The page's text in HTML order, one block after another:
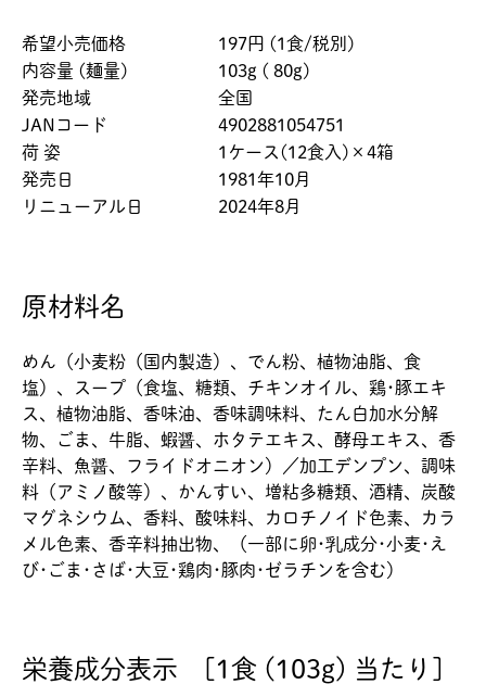
希望小売価格
197円 (1食/税別)
内容量 (麺量)
103g ( 80g)
発売地域
全国
JANコード
4902881054751
荷 姿
1ケース(12食入)×4箱
発売日
1981年10月
リニューアル日
2024年8月
原材料名
めん（小麦粉（国内製造）、でん粉、植物油脂、食
塩）、スープ（食塩、糖類、チキンオイル、鶏･豚エキ
ス、植物油脂、香味油、香味調味料、たん白加水分解
物、ごま、牛脂、蝦醤、ホタテエキス、酵母エキス、香
辛料、魚醤、フライドオニオン）／加工デンプン、調味
料（アミノ酸等）、かんすい、増粘多糖類、酒精、炭酸
マグネシウム、香料、酸味料、カロチノイド色素、カラ
メル色素、香辛料抽出物、（一部に卵･乳成分･小麦･え
び･ごま･さば･大豆･鶏肉･豚肉･ゼラチンを含む）
栄養成分表示 [1食 (103g) 当たり]